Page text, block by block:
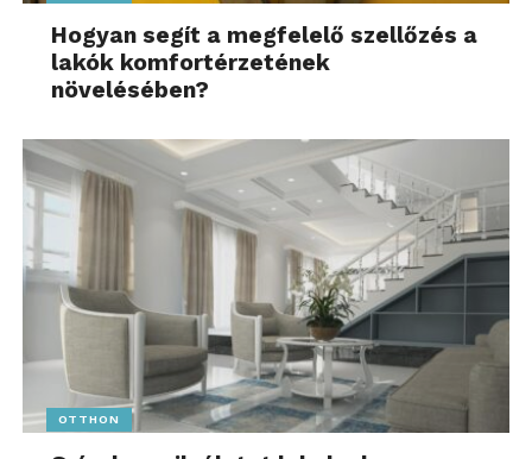
Hogyan segít a megfelelő szellőzés a
lakók komfortérzetének
növelésében?
OTTHON